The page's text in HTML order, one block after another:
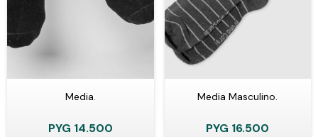
Media.
PYG 14.500
Media Masculino.
PYG 16.500